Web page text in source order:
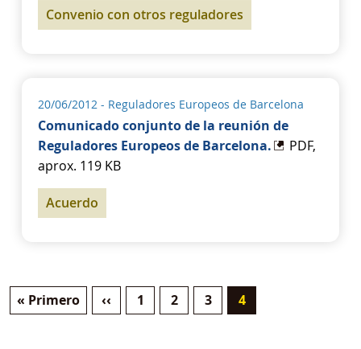
Convenio con otros reguladores
20/06/2012 - Reguladores Europeos de Barcelona
Comunicado conjunto de la reunión de
Reguladores Europeos de Barcelona.
PDF,
aprox. 119 KB
Acuerdo
Paginación
Primera página
« Primero Página anterior
‹‹ Página
1 Página
2 Página
3 Página actual
4